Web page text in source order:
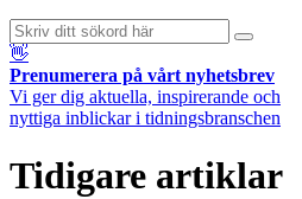
👋
Prenumerera på vårt nyhetsbrev
Vi ger dig aktuella, inspirerande och
nyttiga inblickar i tidningsbranschen
Tidigare artiklar